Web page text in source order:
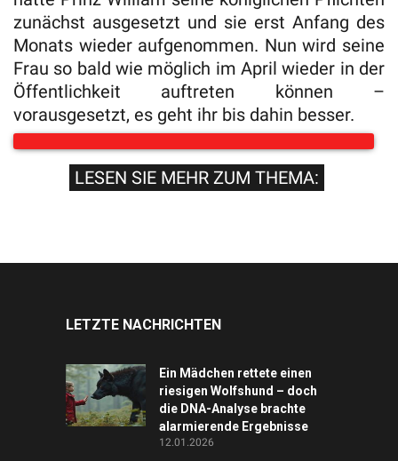
zunächst ausgesetzt und sie erst Anfang des
Monats wieder aufgenommen. Nun wird seine
Frau so bald wie möglich im April wieder in der
Öffentlichkeit auftreten können –
vorausgesetzt, es geht ihr bis dahin besser.
LESEN SIE MEHR ZUM THEMA:
LETZTE NACHRICHTEN
Ein Mädchen rettete einen
riesigen Wolfshund – doch
die DNA-Analyse brachte
alarmierende Ergebnisse
12.01.2026